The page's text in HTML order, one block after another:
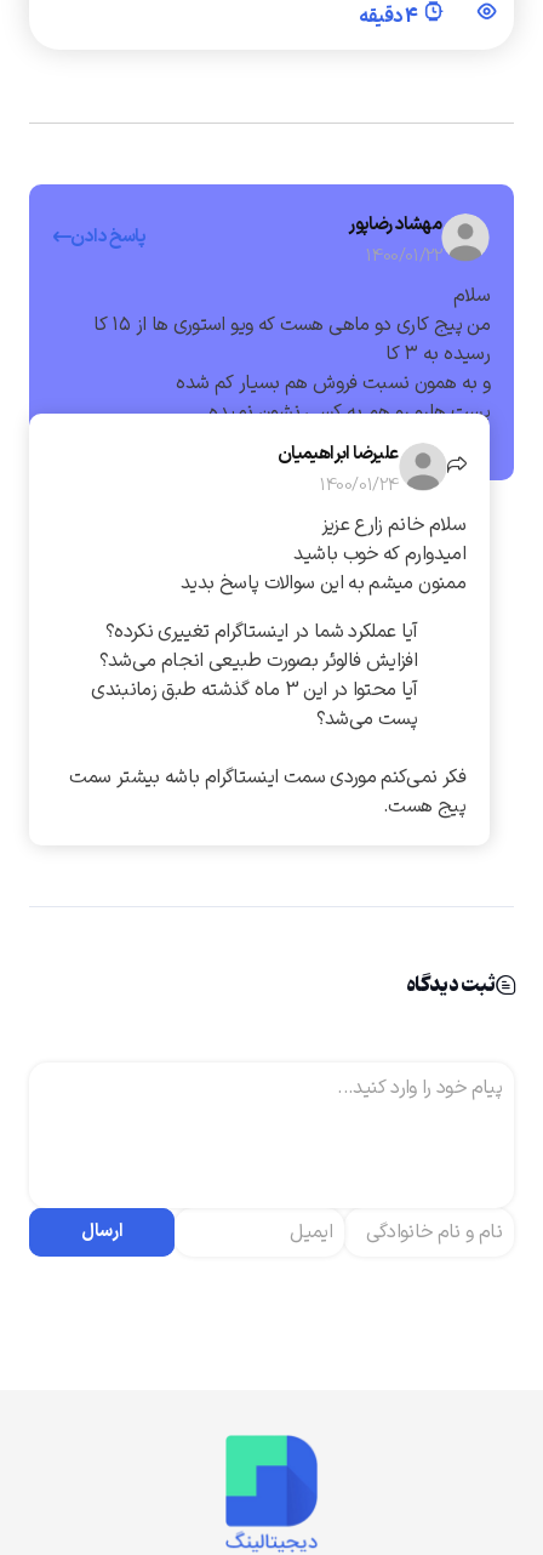
4 دقیقه
مهشاد رضاپور
1400/01/22
پاسخ دادن
سلام
من پیج کاری دو ماهی هست که ویو استوری ها از ۱۵ کا
رسیده به ۳ کا
و به همون نسبت فروش هم بسیار کم شده
پست هارو رو هم به کسی نشون نمیده
شما اطلاعاتی راجب این موضوع دارید؟
علیرضا ابراهیمیان
1400/01/24
سلام خانم زارع عزیز
امیدوارم که خوب باشید
ممنون میشم به این سوالات پاسخ بدید
آیا عملکرد شما در اینستاگرام تغییری نکرده؟
افزایش فالوئر بصورت طبیعی انجام می‌شد؟
آیا محتوا در این 3 ماه گذشته طبق زمانبندی
پست می‌شد؟
فکر نمی‌کنم موردی سمت اینستاگرام باشه بیشتر سمت
پیج هست.
ثبت دیدگاه
ارسال